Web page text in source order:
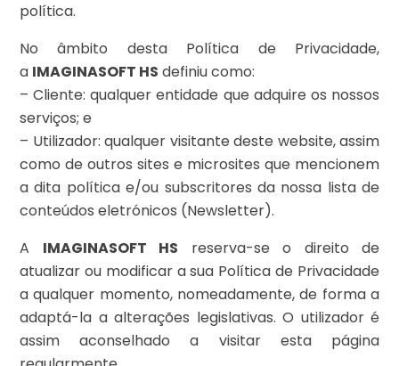
política.
No âmbito desta Política de Privacidade,
a IMAGINASOFT HS definiu como:
– Cliente: qualquer entidade que adquire os nossos
serviços; e
– Utilizador: qualquer visitante deste website, assim
como de outros sites e microsites que mencionem
a dita política e/ou subscritores da nossa lista de
conteúdos eletrónicos (Newsletter).
A IMAGINASOFT HS reserva-se o direito de
atualizar ou modificar a sua Política de Privacidade
a qualquer momento, nomeadamente, de forma a
adaptá-la a alterações legislativas. O utilizador é
assim aconselhado a visitar esta página